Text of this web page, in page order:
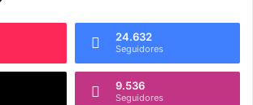
24.632
Seguidores
9.536
Seguidores